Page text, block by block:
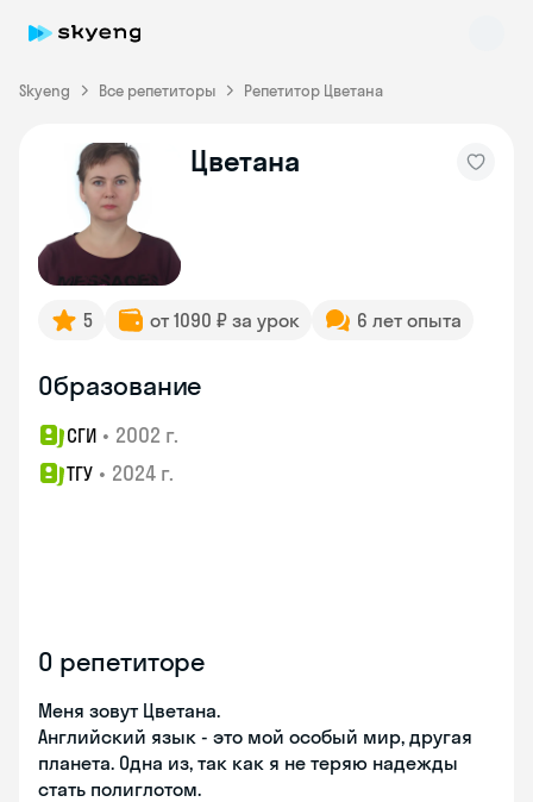
Skyeng Все репетиторы Репетитор Цветана
Цветана
5 от 1090 ₽ за урок 6 лет опыта
Образование
СГИ • 2002 г.
ТГУ • 2024 г.
О репетиторе
Меня зовут Цветана.
Английский язык - это мой особый мир, другая
планета. Одна из, так как я не теряю надежды
стать полиглотом.
Skyeng Chat
online